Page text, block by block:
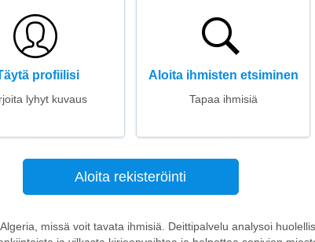
profiilisi
lyhyt kuvaus
Aloita ihmisten etsiminen
Tapaa ihmisiä
Aloita rekisteröinti
missä voit tavata ihmisiä. Deittipalvelu analysoi